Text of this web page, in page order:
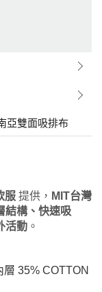
亞雙面吸排布
服 提供， MIT台灣
結構、快速吸
活動 。
35% COTTON